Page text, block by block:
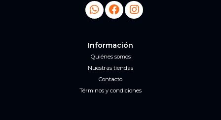
Información
Quiénes somos
Nuestras tiendas
Contacto
Términos y condiciones